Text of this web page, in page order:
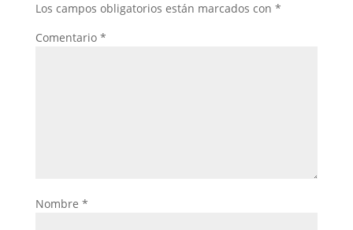
Los campos obligatorios están marcados con *
Comentario *
Nombre *